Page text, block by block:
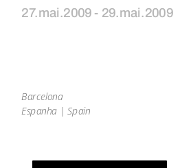
27.mai.2009 - 29.mai.2009
Barcelona
Espanha | Spain